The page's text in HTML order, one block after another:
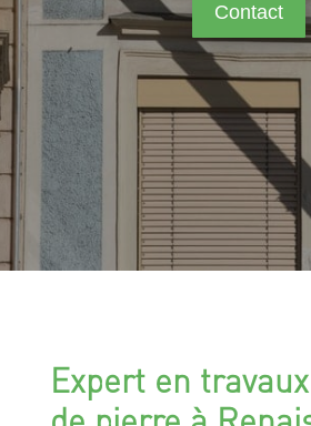
Contact
Expert en